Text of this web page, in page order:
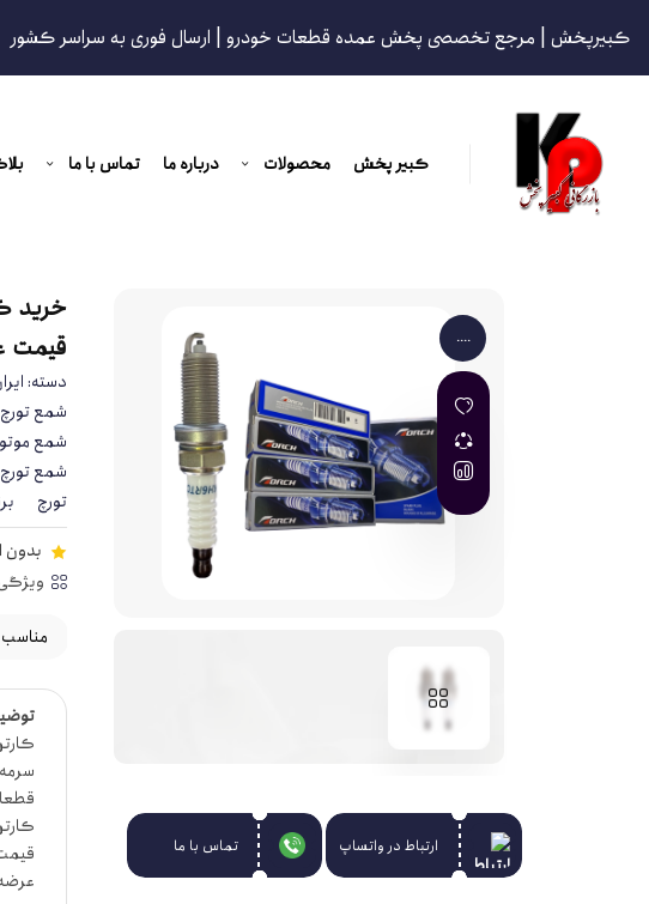
کبیرپخش | مرجع تخصصی پخش عمده قطعات خودرو | ارسال فوری به سراسر کشور
کبیر پخش محصولات درباره ما تماس با ما
....
ارتباط در واتساپ تماس با ما
قیمت
دسته:
شمع تورچ
شمع
شمع
تورچ
بدون
مناسب